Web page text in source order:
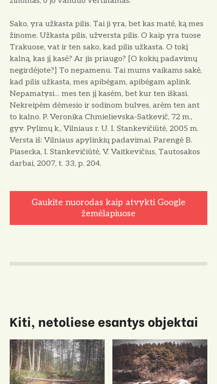
Sako, yra užkasta pilis. Tai ji yra, bet kas matė, ką mes
žinome. Užkasta pilis, užversta pilis. O kaip yra tuose
Trakuose, vat ir ten sako, kad pilis užkasta. O tokį
kalną, kas jį kasė? Ar jis priaugo? [O kokių padavimų
negirdėjote?] To nepamenu. Tai mums vaikams sakė,
kad pilis užkasta, mes apibėgam, apibėgam aplink.
Nepamatysi… mes ten jį kasėm, bet kur ten iškasi.
Nekreipėm dėmesio ir sodinom bulves, arėm ten ant
to kalno. P. Veronika Chmielievska-Satkevič, 72 m.,
gyv. Pylimų k., Vilniaus r. U. I. Stankevičiūtė, 2005 m.
Versta iš: Vilniaus apylinkių padavimai. Parengė B.
Piasecka, I. Stankevičiūtė, V. Vaitkevičius, Tautosakos
darbai, 2007, t. 33, p. 204.
Gaukite nuorodas kaip atvykti Google
žemėlapiuose
Kiti, netoliese esantys objektai